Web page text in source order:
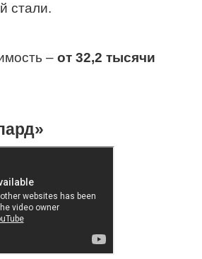
стали.
– от 32,2 тысячи